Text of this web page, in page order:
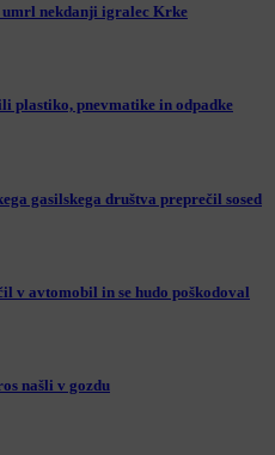
nekdanji igralec Krke
plastiko, pnevmatike in odpadke
gasilskega društva preprečil sosed
v avtomobil in se hudo poškodoval
našli v gozdu